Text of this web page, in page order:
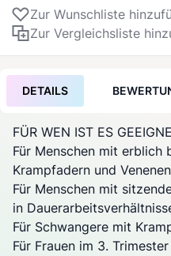
Zur Wunschliste
Zur Vergleichsliste
DETAILS
FÜR WEN IST ES
Für Menschen mit
Krampfadern und
Für Menschen mit
in
Für Schwangere mit
Für Frauen im 3.